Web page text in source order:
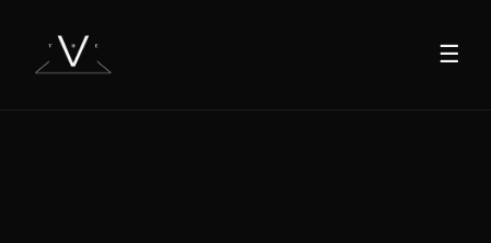
☰